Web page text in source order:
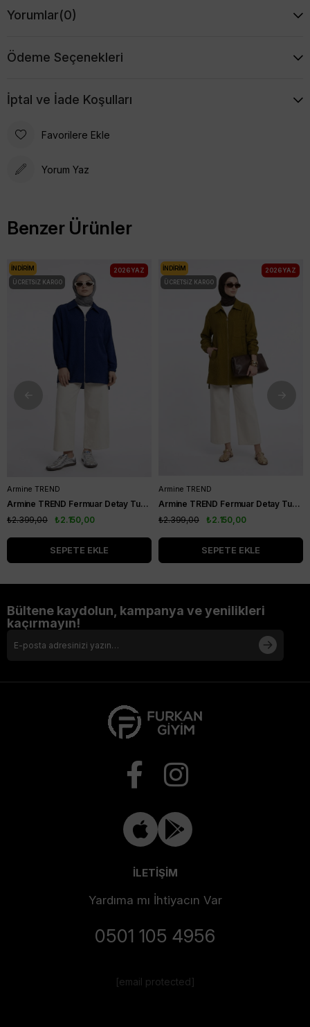
BASEN CM
Yorumlar(0)
Ödeme Seçenekleri
İptal ve İade Koşulları
Favorilere Ekle
Yorum Yaz
Benzer Ürünler
Armine TREND
Armine TREND Fermuar Detay Tunik Lacivert 26YT460
₺2.150,00
₺2.399,00
SEPETE EKLE
İNDIRIM
ÜCRETSIZ KARGO
2026 YAZ
Armine TREND
Armine TREND Fermuar Detay Tunik Hardal 26YT460
₺2.150,00
₺2.399,00
SEPETE EKLE
İNDIRIM
ÜCRETSIZ KARGO
2026 YAZ
Bültene kaydolun, kampanya ve yenilikleri
kaçırmayın!
İLETİŞİM
Yardıma mı İhtiyacın Var
0501 105 4956
[email protected]